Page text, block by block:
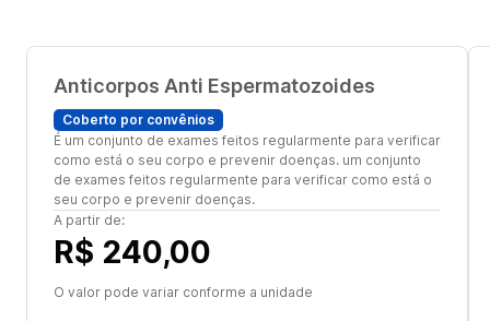
Anticorpos Anti Espermatozoides
Coberto por convênios
É um conjunto de exames feitos regularmente para verificar
como está o seu corpo e prevenir doenças. um conjunto
de exames feitos regularmente para verificar como está o
seu corpo e prevenir doenças.
A partir de:
R$ 240,00
O valor pode variar conforme a unidade